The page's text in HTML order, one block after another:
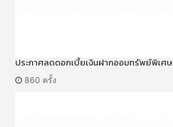
ประกาศลดดอกเบี้ยเงินฝากออมทรัพย์พิเศษ
860 ครั้ง